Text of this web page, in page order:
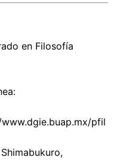
en Filosofía
pfil